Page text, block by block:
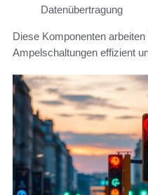
Datenübertragung
Diese Komponenten
Ampelschaltungen effizient